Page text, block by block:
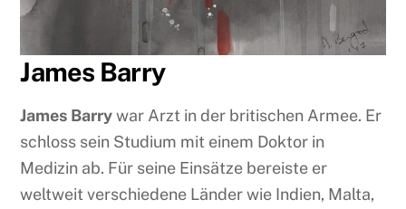
James Barry
James Barrywar Arzt in der britischen Armee. Er
schloss sein Studium mit einem Doktor in
Medizin ab. Für seine Einsätze bereiste er
weltweit verschiedene Länder wie Indien, Malta,